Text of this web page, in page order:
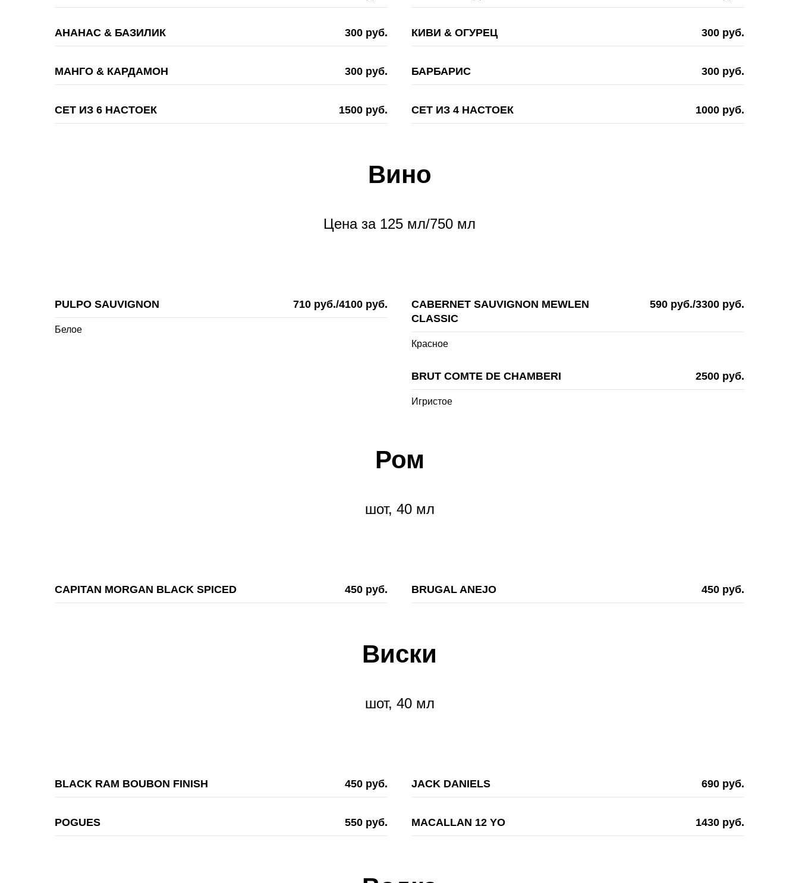
АНАНАС & БАЗИЛИК 300 руб.
МАНГО & КАРДАМОН 300 руб.
СЕТ ИЗ 6 НАСТОЕК 1500 руб.
КИВИ & ОГУРЕЦ 300 руб.
БАРБАРИС 300 руб.
СЕТ ИЗ 4 НАСТОЕК 1000 руб.
Вино
Цена за 125 мл/750 мл
PULPO SAUVIGNON 710 руб./4100 руб.
Белое
CABERNET SAUVIGNON MEWLEN
CLASSIC
590 руб./3300 руб.
Красное
BRUT COMTE DE CHAMBERI 2500 руб.
Игристое
Ром
шот, 40 мл
CAPITAN MORGAN BLACK SPICED 450 руб. BRUGAL ANEJO 450 руб.
Виски
шот, 40 мл
BLACK RAM BOUBON FINISH 450 руб.
POGUES 550 руб.
JACK DANIELS 690 руб.
MACALLAN 12 YO 1430 руб.